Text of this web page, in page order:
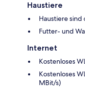
Haustiere
Haustiere
Futter- und
Internet
Kostenloses
Kostenloses
MBit/s)